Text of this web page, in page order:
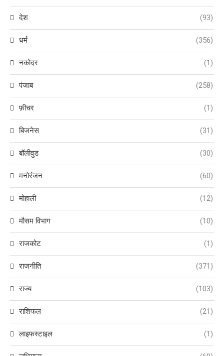
देश (93)
धर्म (356)
नकोदर (1)
पंजाब (258)
फ़ीचर (1)
बिजनेस (31)
बॉलीवुड (30)
मनोरंजन (60)
मोहाली (12)
मौसम विभाग (10)
राजकोट (1)
राजनीति (371)
राज्य (103)
राशिफल (21)
लाइफस्टाइल (1)